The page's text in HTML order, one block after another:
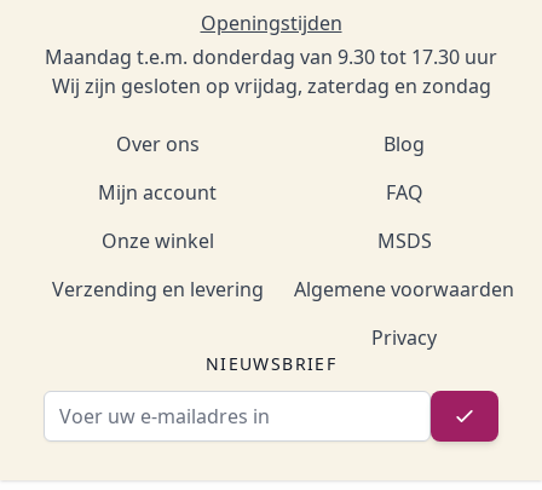
Openingstijden
Maandag t.e.m. donderdag van 9.30 tot 17.30 uur
Wij zijn gesloten op vrijdag, zaterdag en zondag
Over ons
Mijn account
Onze winkel
Verzending en levering
Blog
FAQ
MSDS
Algemene voorwaarden
Privacy
NIEUWSBRIEF